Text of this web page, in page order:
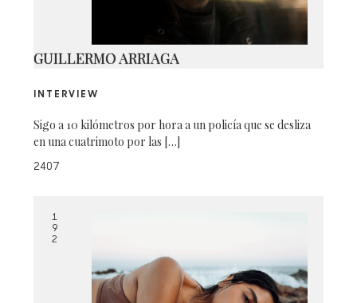
14-CK-192
GUILLERMO ARRIAGA
INTERVIEW
Sigo a 10 kilómetros por hora a un policía que se desliza
en una cuatrimoto por las […]
2407
1
9
2